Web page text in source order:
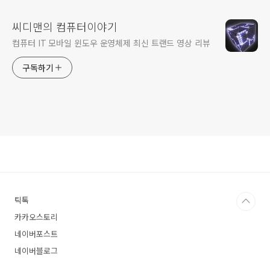
씨디맨의 컴퓨터이야기
컴퓨터 IT 모바일 윈도우 운영체제 최신 트랜드 영상 리뷰
구독하기
틱톡
카카오스토리
네이버포스트
네이버블로그